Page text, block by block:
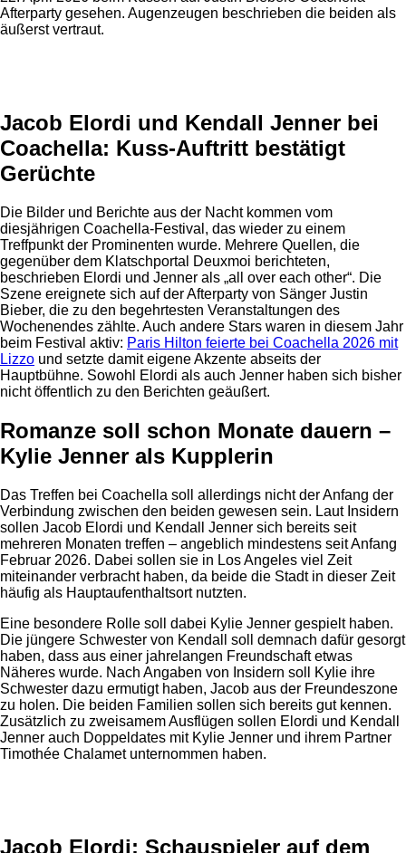
Afterparty gesehen. Augenzeugen beschrieben die beiden als
äußerst vertraut.
Jacob Elordi und Kendall Jenner bei
Coachella: Kuss-Auftritt bestätigt
Gerüchte
Die Bilder und Berichte aus der Nacht kommen vom
diesjährigen Coachella-Festival, das wieder zu einem
Treffpunkt der Prominenten wurde. Mehrere Quellen, die
gegenüber dem Klatschportal Deuxmoi berichteten,
beschrieben Elordi und Jenner als „all over each other“. Die
Szene ereignete sich auf der Afterparty von Sänger Justin
Bieber, die zu den begehrtesten Veranstaltungen des
Wochenendes zählte. Auch andere Stars waren in diesem Jahr
beim Festival aktiv: Paris Hilton feierte bei Coachella 2026 mit
Lizzo und setzte damit eigene Akzente abseits der
Hauptbühne. Sowohl Elordi als auch Jenner haben sich bisher
nicht öffentlich zu den Berichten geäußert.
Romanze soll schon Monate dauern –
Kylie Jenner als Kupplerin
Das Treffen bei Coachella soll allerdings nicht der Anfang der
Verbindung zwischen den beiden gewesen sein. Laut Insidern
sollen Jacob Elordi und Kendall Jenner sich bereits seit
mehreren Monaten treffen – angeblich mindestens seit Anfang
Februar 2026. Dabei sollen sie in Los Angeles viel Zeit
miteinander verbracht haben, da beide die Stadt in dieser Zeit
häufig als Hauptaufenthaltsort nutzten.
Eine besondere Rolle soll dabei Kylie Jenner gespielt haben.
Die jüngere Schwester von Kendall soll demnach dafür gesorgt
haben, dass aus einer jahrelangen Freundschaft etwas
Näheres wurde. Nach Angaben von Insidern soll Kylie ihre
Schwester dazu ermutigt haben, Jacob aus der Freundeszone
zu holen. Die beiden Familien sollen sich bereits gut kennen.
Zusätzlich zu zweisamem Ausflügen sollen Elordi und Kendall
Jenner auch Doppeldates mit Kylie Jenner und ihrem Partner
Timothée Chalamet unternommen haben.
Jacob Elordi: Schauspieler auf dem